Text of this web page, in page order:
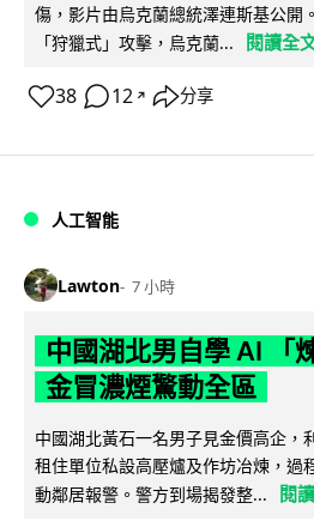
傷，影片由烏克蘭總統澤連斯基公開
「狩獵式」攻擊，烏克蘭...
閱讀全
38 12 ↗ 分享
人工智能
Lawton 7 小時
中國湖北男自學 AI 「
金冒濃煙驚動全區
中國湖北黃石一名男子見金價高企，
租住單位私設高壓爐及作坊冶煉，過
動鄰居報警。警方到場揭發整...
閱